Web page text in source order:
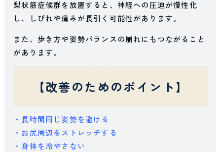
梨状筋症候群を放置すると、神経への圧迫が慢性化
し、しびれや痛みが長引く可能性があります。
また、歩き方や姿勢バランスの崩れにもつながること
があります。
【改善のためのポイント】
・長時間同じ姿勢を避ける
・お尻周辺をストレッチする
・身体を冷やさない